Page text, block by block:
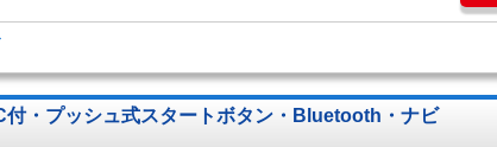
付・プッシュ式スタートボタン・Bluetooth・ナビ